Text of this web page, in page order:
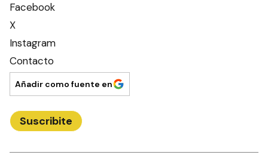
Facebook
X
Instagram
Contacto
Añadir como fuente en
Suscribite